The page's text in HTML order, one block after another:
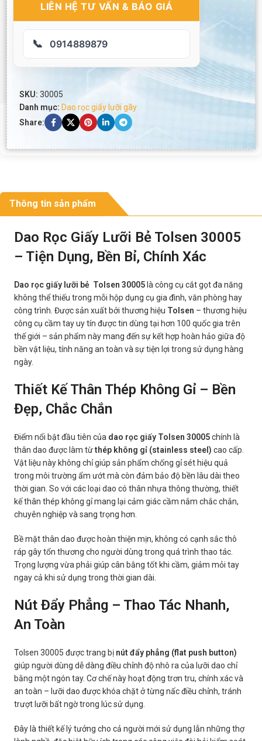
LIÊN HỆ TƯ VẤN & BÁO GIÁ
📞 0914889879
SKU: 30005
Danh mục: Dao rọc giấy lưỡi gãy
Share:
Thông tin sản phẩm
Dao Rọc Giấy Lưỡi Bẻ Tolsen 30005
– Tiện Dụng, Bền Bỉ, Chính Xác
Dao rọc giấy lưỡi bẻ Tolsen 30005 là công cụ cắt gọt đa năng
không thể thiếu trong mỗi hộp dụng cụ gia đình, văn phòng hay
công trình. Được sản xuất bởi thương hiệu Tolsen – thương hiệu
công cụ cầm tay uy tín được tin dùng tại hơn 100 quốc gia trên
thế giới – sản phẩm này mang đến sự kết hợp hoàn hảo giữa độ
bền vật liệu, tính năng an toàn và sự tiện lợi trong sử dụng hàng
ngày.
Thiết Kế Thân Thép Không Gỉ – Bền
Đẹp, Chắc Chắn
Điểm nổi bật đầu tiên của dao rọc giấy Tolsen 30005chính là
thân dao được làm từthép không gỉ (stainless steel) cao cấp.
Vật liệu này không chỉ giúp sản phẩm chống gỉ sét hiệu quả
trong môi trường ẩm ướt mà còn đảm bảo độ bền lâu dài theo
thời gian. So với các loại dao có thân nhựa thông thường, thiết
kế thân thép không gỉ mang lại cảm giác cầm nắm chắc chắn,
chuyên nghiệp và sang trọng hơn.
Bề mặt thân dao được hoàn thiện mịn, không có cạnh sắc thô
ráp gây tổn thương cho người dùng trong quá trình thao tác.
Trọng lượng vừa phải giúp cân bằng tốt khi cầm, giảm mỏi tay
ngay cả khi sử dụng trong thời gian dài.
Nút Đẩy Phẳng – Thao Tác Nhanh,
An Toàn
Tolsen 30005 được trang bị nút đẩy phẳng (flat push button)
giúp người dùng dễ dàng điều chỉnh độ nhô ra của lưỡi dao chỉ
bằng một ngón tay. Cơ chế này hoạt động trơn tru, chính xác và
an toàn – lưỡi dao được khóa chặt ở từng nấc điều chỉnh, tránh
trượt lưỡi bất ngờ trong lúc sử dụng.
Đây là thiết kế lý tưởng cho cả người mới sử dụng lẫn những thợ